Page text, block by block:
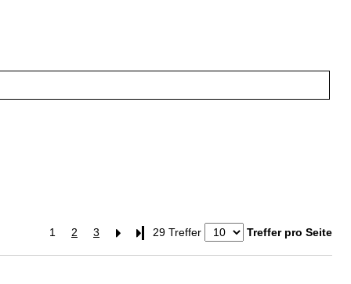
1 2 3 Letzte Seite
29 Treffer Treffer pro Seite